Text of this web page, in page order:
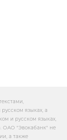
языках, а
и русском языках,
ОАО "Эвокабанк" не
а также